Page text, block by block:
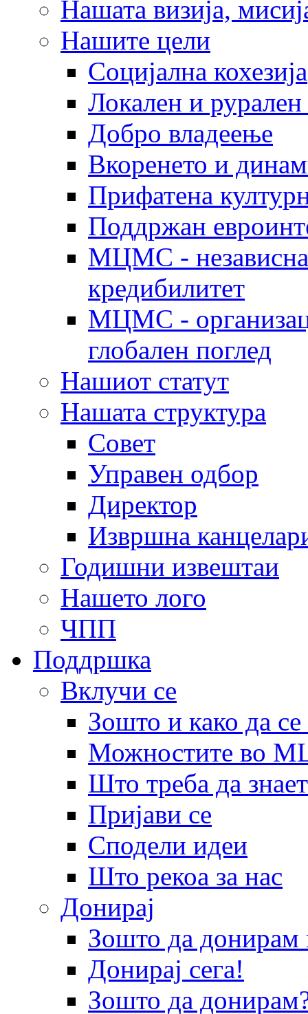
Нашата визија,
Нашите цели
Социјална кохезија
Локален и рурален
Добро владеење
Вкоренето и
Прифатена
Поддржан
МЦМС - независна
кредибилитет
МЦМС -
глобален поглед
Нашиот статут
Нашата структура
Совет
Управен одбор
Директор
Извршна
Годишни извештаи
Нашето лого
ЧПП
Поддршка
Вклучи се
Зошто и како да
Можностите во
Што треба да
Пријави се
Сподели идеи
Што рекоа за нас
Донирај
Зошто да
Донирај сега!
Зошто да